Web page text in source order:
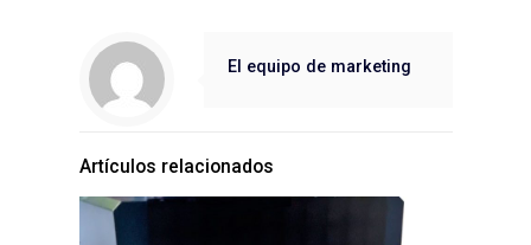
El equipo de marketing
Artículos relacionados